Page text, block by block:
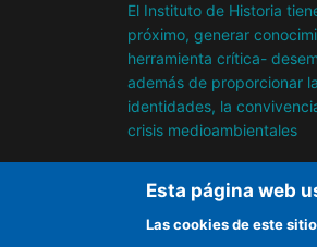
El Instituto de Historia
próximo, generar
herramienta crítica-
además de proporcionar
identidades, la
crisis medioambientales
Esta página web
Las cookies de este